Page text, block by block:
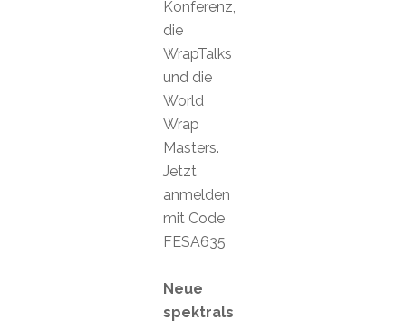
Konferenz,
die
WrapTalks
und die
World
Wrap
Masters.
Jetzt
anmelden
mit Code
FESA635
Neue
spektrals